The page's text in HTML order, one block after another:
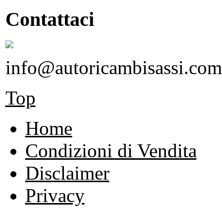
Contattaci
info@autoricambisassi.com
Top
Home
Condizioni di Vendita
Disclaimer
Privacy